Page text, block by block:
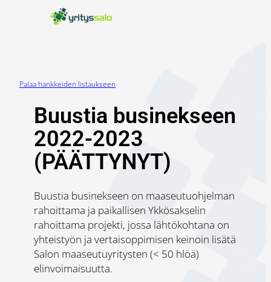
Palaa hankkeiden listaukseen
Buustia businekseen
2022-2023
(PÄÄTTYNYT)
Buustia businekseen on maaseutuohjelman
rahoittama ja paikallisen Ykkösakselin
rahoittama projekti, jossa lähtökohtana on
yhteistyön ja vertaisoppimisen keinoin lisätä
Salon maaseutuyritysten (< 50 hlöä)
elinvoimaisuutta.